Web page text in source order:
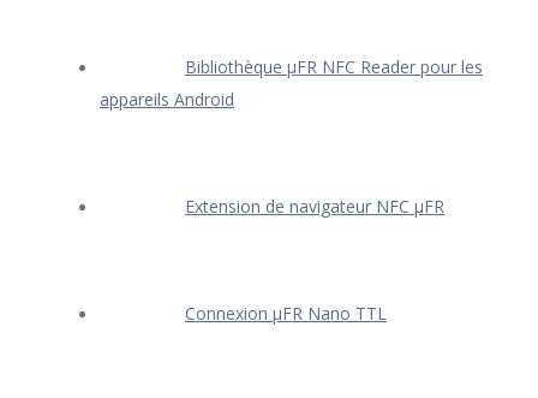
Bibliothèque μFR NFC Reader pour les
appareils Android
Extension de navigateur NFC μFR
Connexion μFR Nano TTL